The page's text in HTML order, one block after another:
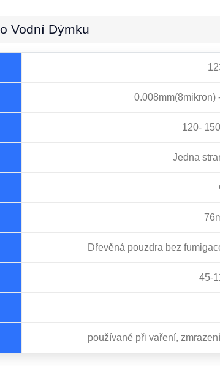
Vodní Dýmku
0.008mm(8mikron)
120-
Jedna
Dřevěná pouzdra bez
45-
používané při vaření,